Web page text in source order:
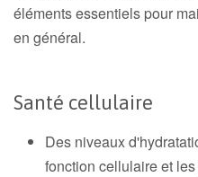
éléments essentiels pour
en général.
Santé cellulaire
Des niveaux
fonction cellulaire et